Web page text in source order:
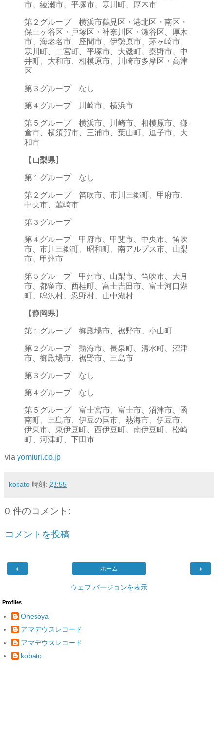
市、綾瀬市、平塚市、寒川町、厚木市
第２グループ 横浜市鶴見区・港北区・南区・
保土ヶ谷区・戸塚区・神奈川区・瀬谷区、厚木
市、海老名市、座間市、伊勢原市、茅ヶ崎市、
寒川町、二宮町、平塚市、大磯町、秦野市、中
井町、大和市、相模原市、川崎市多摩区・高津
区
第３グループ なし
第４グループ 川崎市、横浜市
第５グループ 横浜市、川崎市、相模原市、鎌
倉市、横須賀市、三浦市、葉山町、逗子市、大
和市
【 山梨県】
第１グループ なし
第２グループ 笛吹市、市川三郷町、甲府市、
中央市、韮崎市
第３グループ
第４グループ 甲府市、甲斐市、中央市、笛吹
市、市川三郷町、昭和町、南アルプス市、山梨
市、甲州市
第５グループ 甲州市、山梨市、笛吹市、大月
市、都留市、西桂町、富士吉田市、富士河口湖
町、鳴沢村、忍野村、山中湖村
【静岡県】
第１グループ 御殿場市、裾野市、小山町
第２グループ 熱海市、長泉町、清水町、沼津
市、御殿場市、裾野市、三島市
第３グループ なし
第４グループ なし
第５グループ 富士宮市、富士市、沼津市、函
南町、三島市、伊豆の国市、熱海市、伊豆市、
伊東市、東伊豆町、西伊豆町、南伊豆町、松崎
町、河津町、下田市
via yomiuri.co.jp
kobato 時刻: 23:55
0 件のコメント:
コメントを投稿
‹ ›
ホーム
ウェブ バージョンを表示
Profiles
Ohesoya
アマデウスレコード
アマデウスレコード
kobato